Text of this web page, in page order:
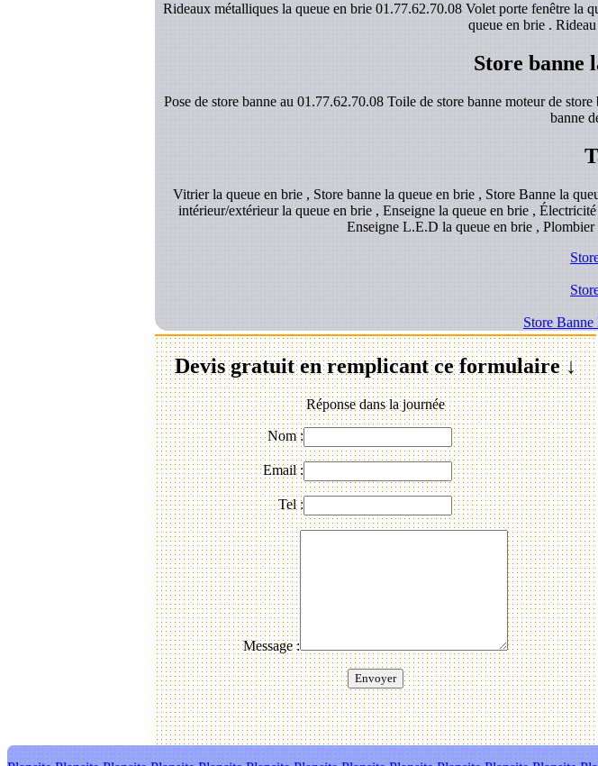
Rideaux métalliques la queue en brie 01.77.62.70.08 Volet porte fenêtre la
queue en brie .
Store banne
Pose de store banne au 01.77.62.70.08 Toile de store banne moteur de
banne
Vitrier la queue en brie , Store banne la queue en brie , Store Banne la
intérieur/extérieur la queue en brie , Enseigne la queue en brie ,
Enseigne L.E.D la queue en brie ,
Store Banne
Devis gratuit en remplicant ce formulaire ↓
Réponse dans la journée
Nom :
Email :
Tel :
Message :